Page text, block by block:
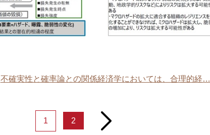
不確実性と確率論との関係経済学においては、合理的経…
1 2 next